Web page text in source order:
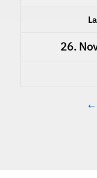
26.
←